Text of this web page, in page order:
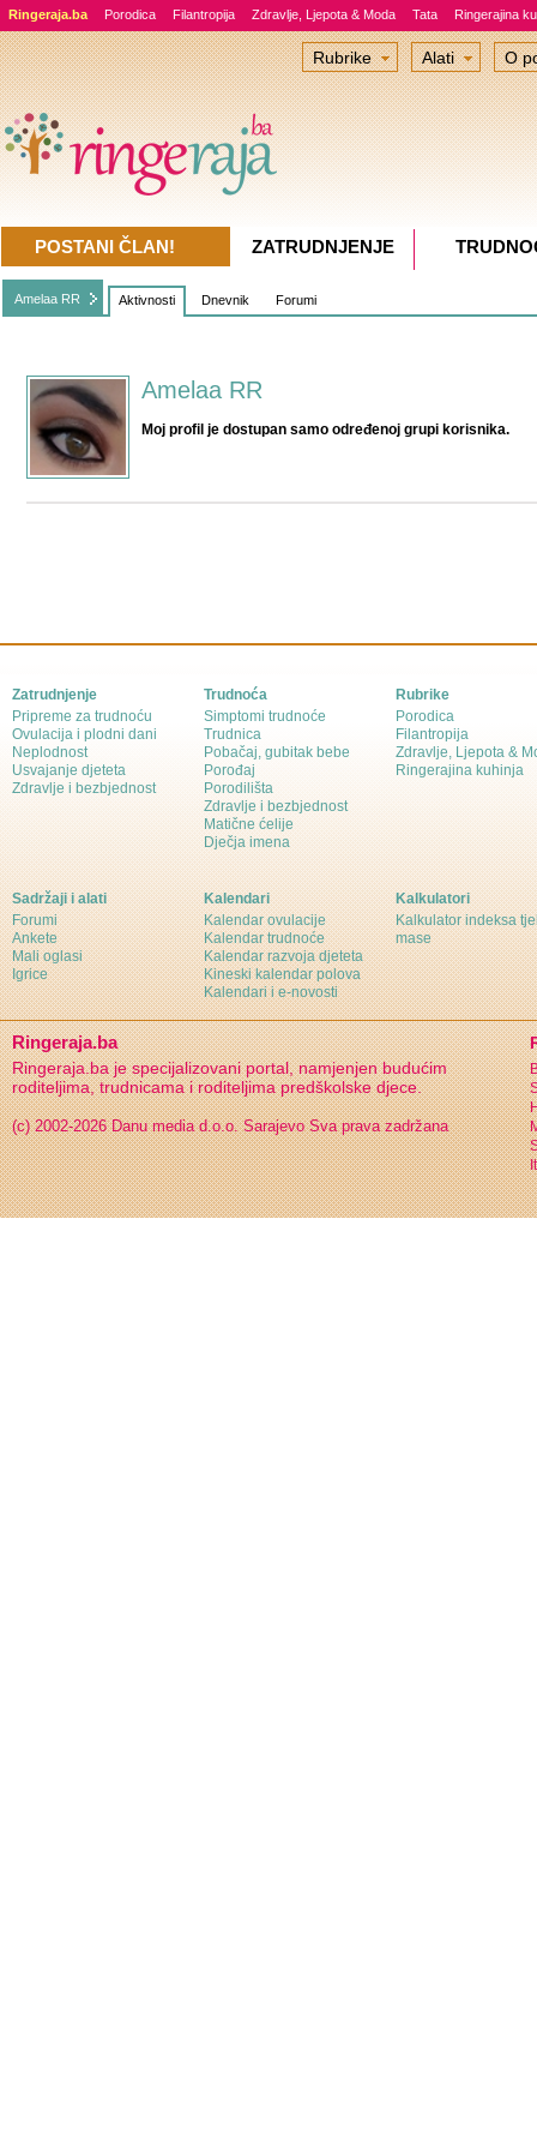
Ringeraja.ba Porodica Filantropija Zdravlje, Ljepota & Moda Tata Ringerajina
Amelaa RR Aktivnosti Dnevnik Forumi
Amelaa RR
Moj profil je dostupan samo određenoj grupi korisnika.
Rubrike Alati O
POSTANI ČLAN! ZATRUDNJENJE
Zatrudnjenje
Pripreme za trudnoću
Ovulacija i plodni dani
Neplodnost
Usvajanje djeteta
Zdravlje i bezbjednost
Trudnoća
Simptomi trudnoće
Trudnica
Pobačaj, gubitak bebe
Porođaj
Porodilišta
Zdravlje i bezbjednost
Matične ćelije
Dječja imena
Rubrike
Porodica
Filantropija
Zdravlje, Ljepota &
Ringerajina kuhinja
Sadržaji i alati
Forumi
Ankete
Mali oglasi
Igrice
Kalendari
Kalendar ovulacije
Kalendar trudnoće
Kalendar razvoja djeteta
Kineski kalendar polova
Kalendari i e-novosti
Kalkulatori
Kalkulator indeksa
mase
Ringeraja.ba
Ringeraja.ba je specijalizovani portal, namjenjen budućim
roditeljima, trudnicama i roditeljima predškolske djece.
(c) 2002-2026 Danu media d.o.o. Sarajevo Sva prava zadržana